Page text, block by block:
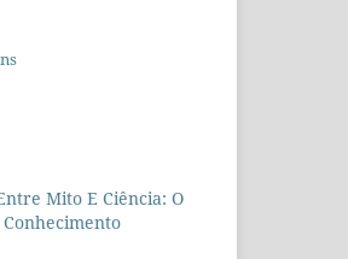
Mito E Ciência: O